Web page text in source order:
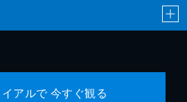
アルで 今すぐ観る